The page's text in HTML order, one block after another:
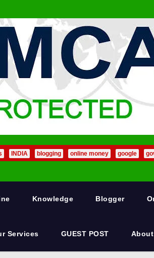
INDIA blogging online money google
Knowledge Blogger
Services GUEST POST